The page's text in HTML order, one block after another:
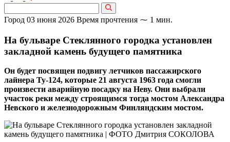
Город 03 июня 2026 Время прочтения ⁓ 1 мин.
На бульваре Стеклянного городка установлен
закладной камень будущего памятника
Он будет посвящен подвигу летчиков пассажирского
лайнера Ту-124, которые 21 августа 1963 года смогли
произвести аварийную посадку на Неву. Они выбрали
участок реки между строящимся тогда мостом Александра
Невского и железнодорожным Финляндским мостом.